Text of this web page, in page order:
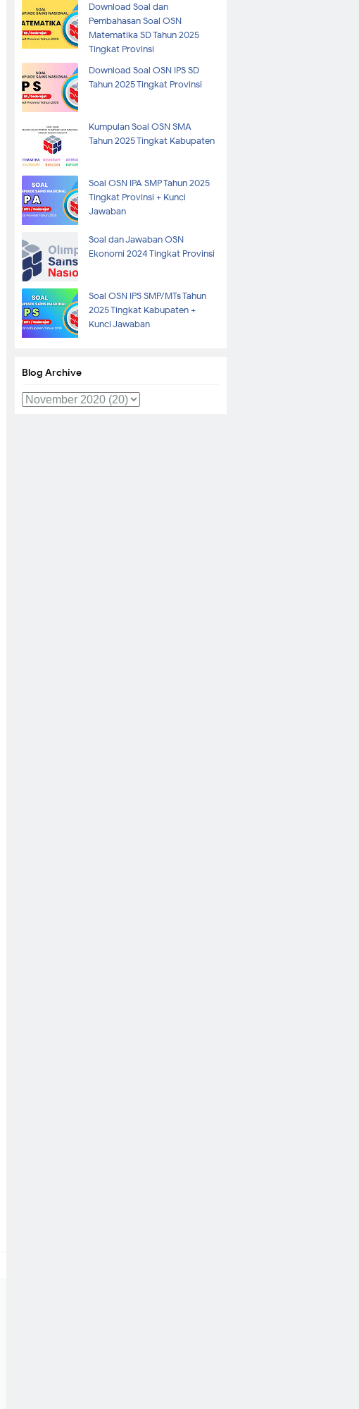
Download Soal dan
Pembahasan Soal OSN
Matematika SD Tahun 2025
Tingkat Provinsi
Download Soal OSN IPS SD
Tahun 2025 Tingkat Provinsi
Kumpulan Soal OSN SMA
Tahun 2025 Tingkat Kabupaten
Soal OSN IPA SMP Tahun 2025
Tingkat Provinsi + Kunci
Jawaban
Soal dan Jawaban OSN
Ekonomi 2024 Tingkat Provinsi
Soal OSN IPS SMP/MTs Tahun
2025 Tingkat Kabupaten +
Kunci Jawaban
Blog Archive